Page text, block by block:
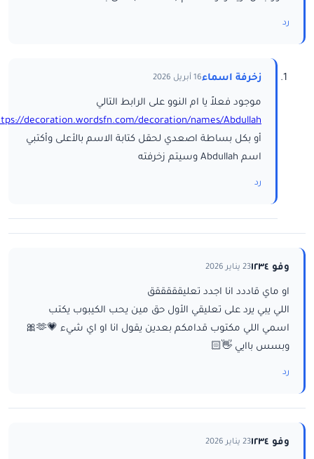
رد
زخرفة اسماء16 أبريل 2026
موجود فعلاً يا ام النوو على الرابط التالي
decoration.wordsfn.com/decoration/names/Abdullah/
أو بكل بساطة اصعدي لحقل كتابة الاسم بالأعلى وأكتبي
اسم Abdullah وسيتم زخرفته
رد
وفو ١٢٣٤ 23 يناير 2026
او ماي قاددد انا اجدد تعليقققققق
اللي يبي يرد على تعليقي الأول حق مين يحب الكيبوب يكتب
اسمي اللي مكتوب قدامكم بعدين يقول انا او اي شيء 💗🫶🎀
وبسس باايي 👋🏻
رد
وفو ١٢٣٤ 23 يناير 2026